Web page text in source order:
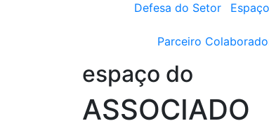
Defesa do Setor
Parceiro
espaço do
ASSOCIADO